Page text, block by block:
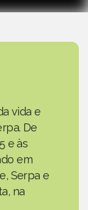
vida e
De
e às
em
Serpa e
na